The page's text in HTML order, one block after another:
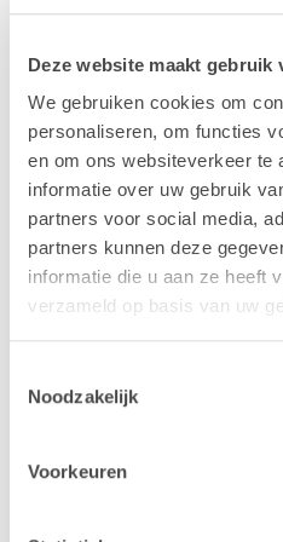
Deze website maakt gebruik
We gebruiken cookies om
personaliseren, om functies
en om ons websiteverkeer te
informatie over uw gebruik
partners voor social media,
partners kunnen deze
informatie die u aan ze heeft
verzameld op basis van uw
Noodzakelijk
Voorkeuren
Mac
iPhone